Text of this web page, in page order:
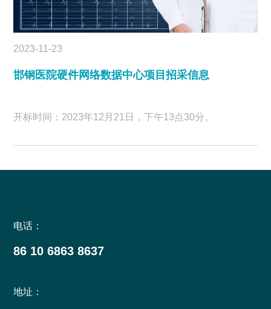
2023-11-23
邯钢医院硬件网络数据中心项目招采信息
开标时间：2023年12月21日，下午13点30分。
电话：
86 10 6863 8637
地址：